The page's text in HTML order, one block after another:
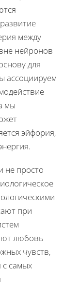
между
нейронов
для
ассоциируем
мы
эйфория,
не просто
при
любовь
чувств,
с самых